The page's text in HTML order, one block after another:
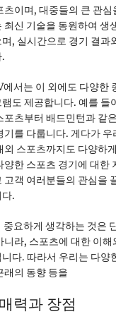
츠이며, 대중들의 큰 관
최신 기술을 동원하여 생
, 실시간으로 경기 결과
서는 이 외에도 다양한
도 제공합니다. 예를 들
포츠부터 배드민턴과 같
기를 다룹니다. 게다가
외 스포츠까지도 다양하
양한 스포츠 경기에 대한
고객 여러분들의 관심을
.
요하게 생각하는 것은
니라, 스포츠에 대한 이해
다. 따라서 우리는 다양
래의 동향 등을
력과 장점